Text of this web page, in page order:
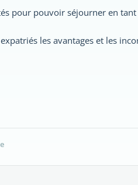
pour pouvoir séjourner en
les avantages et les